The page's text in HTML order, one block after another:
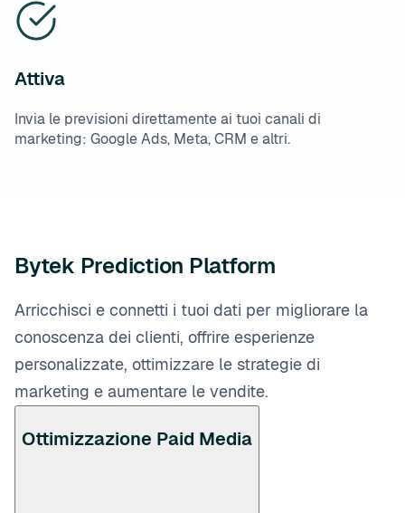
Attiva
Invia le previsioni direttamente ai tuoi canali di
marketing: Google Ads, Meta, CRM e altri.
Bytek Prediction Platform
Arricchisci e connetti i tuoi dati per migliorare la
conoscenza dei clienti, offrire esperienze
personalizzate, ottimizzare le strategie di
marketing e aumentare le vendite.
Ottimizzazione Paid Media